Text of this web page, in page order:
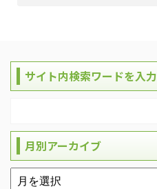
サイト内検索ワードを入力
月別アーカイブ